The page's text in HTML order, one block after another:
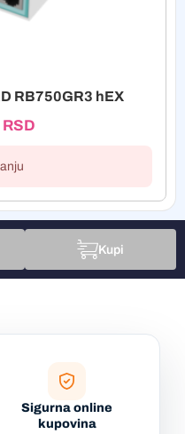
RB750GR3 hEX
RSD
Kupi
Sigurna online
kupovina